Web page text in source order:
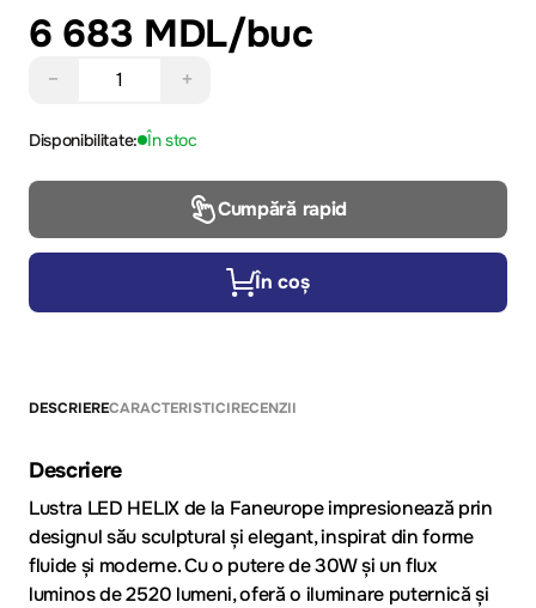
6 683 MDL/buc
− +
Disponibilitate: În stoc
Cumpără rapid
În coș
DESCRIERECARACTERISTICIRECENZII
Descriere
Lustra LED HELIX de la Faneurope impresionează prin
designul său sculptural și elegant, inspirat din forme
fluide și moderne. Cu o putere de 30W și un flux
luminos de 2520 lumeni, oferă o iluminare puternică și